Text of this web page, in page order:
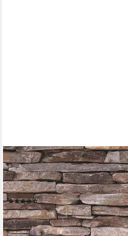
LIVING WALLS
Bordüre pop.up Panel 3D, leicht
gemustert, Motiv, Naturstein
Schlafzimmer Küche raun Büro
(17)
24,77 € UVP38,95 €
(19,05 €/ 1 qm)
-36%